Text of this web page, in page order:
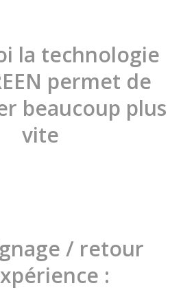
la technologie
permet de
beaucoup plus
vite
/ retour
: